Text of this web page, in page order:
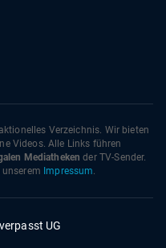
Verzeichnis. Wir bieten
Videos. Alle Links führen
Mediatheken der TV-Sender.
Impressum.
UG